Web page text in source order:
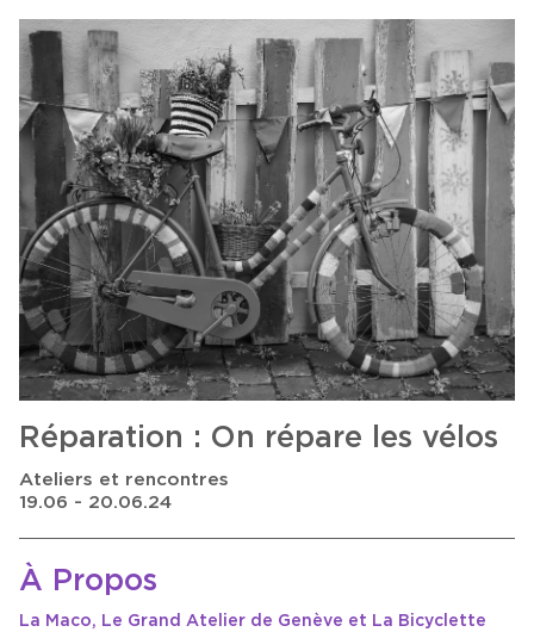
Réparation : On répare les vélos
Ateliers et rencontres
19.06 - 20.06.24
À Propos
La Maco, Le Grand Atelier de Genève et La Bicyclette